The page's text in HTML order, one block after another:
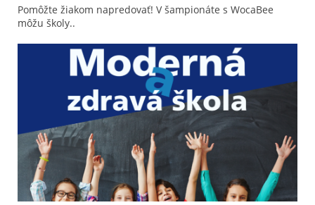
Pomôžte žiakom napredovať! V šampionáte s WocaBee
môžu školy..